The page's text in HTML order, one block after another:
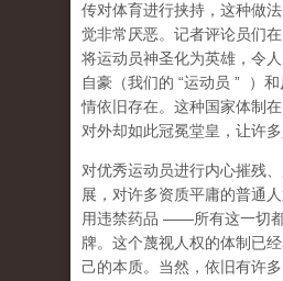
传对体育进行挟持，这种做
觉非常厌恶。记者评论员们
将运动员神圣化为英雄，令
自豪（我们的 “运动员 ”
）
情依旧存在。这种国家体制
对外却如此冠冕堂皇，让许多
对优秀运动员进行内心摧残
展，对许多资质平庸的普通
用违禁药品 ——所有这一切
牌。这个蔑视人权的体制已
己的本质。当然，依旧有许